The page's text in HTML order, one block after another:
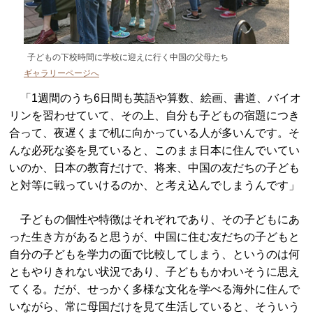
子どもの下校時間に学校に迎えに行く中国の父母たち
ギャラリーページへ
「1週間のうち6日間も英語や算数、絵画、書道、バイオ
リンを習わせていて、その上、自分も子どもの宿題につき
合って、夜遅くまで机に向かっている人が多いんです。そ
んな必死な姿を見ていると、このまま日本に住んでいてい
いのか、日本の教育だけで、将来、中国の友だちの子ども
と対等に戦っていけるのか、と考え込んでしまうんです」
子どもの個性や特徴はそれぞれであり、その子どもにあ
った生き方があると思うが、中国に住む友だちの子どもと
自分の子どもを学力の面で比較してしまう、というのは何
ともやりきれない状況であり、子どももかわいそうに思え
てくる。だが、せっかく多様な文化を学べる海外に住んで
いながら、常に母国だけを見て生活していると、そういう